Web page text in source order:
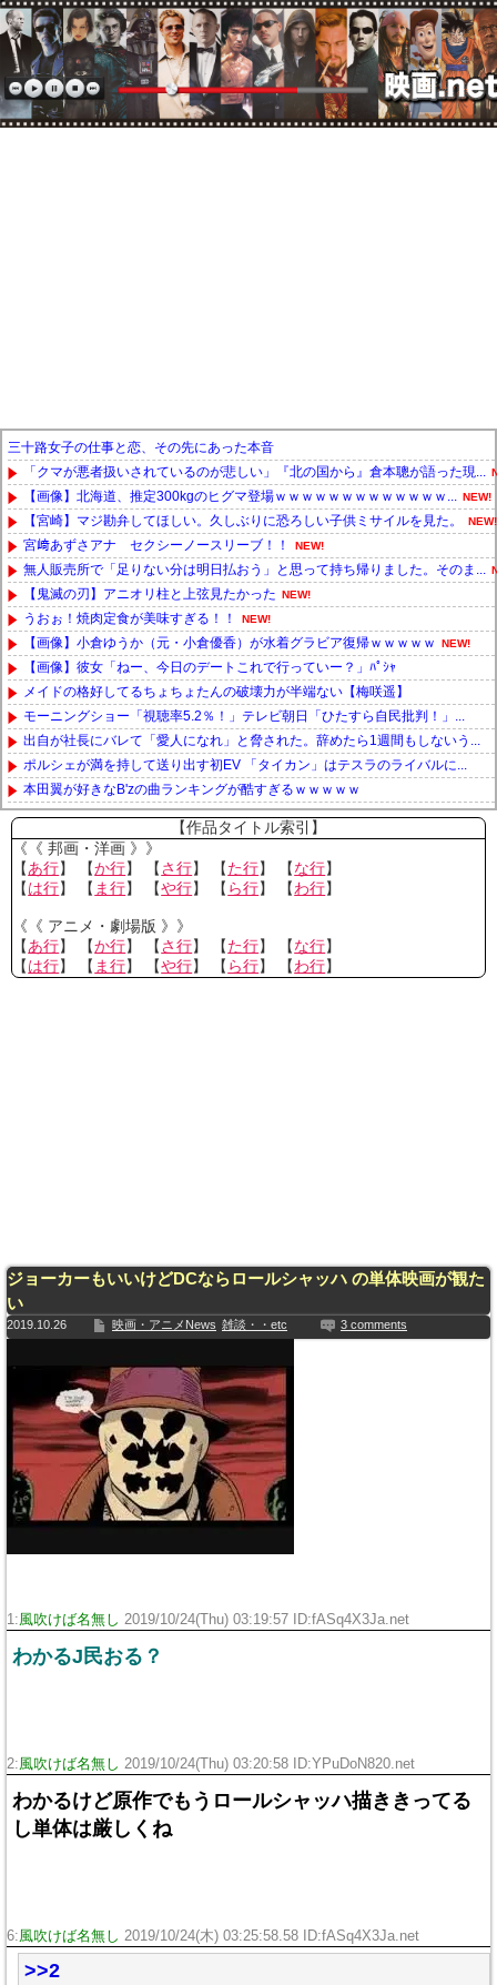
三十路女子の仕事と恋、その先にあった本音
「クマが悪者扱いされているのが悲しい」『北の国から』倉本聰が語った現...
【画像】北海道、推定300kgのヒグマ登場ｗｗｗｗｗｗｗｗｗｗｗｗｗ... NEW!
【宮崎】マジ勘弁してほしい。久しぶりに恐ろしい子供ミサイルを見た。 NEW!
宮﨑あずさアナ セクシーノースリーブ！！ NEW!
無人販売所で「足りない分は明日払おう」と思って持ち帰りました。そのま...
【鬼滅の刃】アニオリ柱と上弦見たかった NEW!
うおぉ！焼肉定食が美味すぎる！！ NEW!
【画像】小倉ゆうか（元・小倉優香）が水着グラビア復帰ｗｗｗｗｗ NEW!
【画像】彼女「ねー、今日のデートこれで行っていー？」ﾊﾟｼｬ
メイドの格好してるちょちょたんの破壊力が半端ない【梅咲遥】
モーニングショー「視聴率5.2％！」テレビ朝日「ひたすら自民批判！」...
出自が社長にバレて「愛人になれ」と脅された。辞めたら1週間もしないう...
ポルシェが満を持して送り出す初EV 「タイカン」はテスラのライバルに...
本田翼が好きなB'zの曲ランキングが酷すぎるｗｗｗｗｗ
Powered by livedoor 相互RSS
【作品タイトル索引】
《《 邦画・洋画 》》
【あ行】 【か行】 【さ行】 【た行】 【な行】
【は行】 【 ま行】 【や行】 【 ら行】 【わ行】
《《 アニメ・劇場版 》》
【あ行】 【か行】 【さ行】 【た行】 【な行】
【は行】 【 ま行】 【や行】 【 ら行】 【わ行】
ジョーカーもいいけどDCならロールシャッハ の単体映画が観た
い
2019.10.26 映画・アニメNews 雑談・・etc 3 comments
1:風吹けば名無し 2019/10/24(Thu) 03:19:57 ID:fASq4X3Ja.net
わかるJ民おる？
2:風吹けば名無し 2019/10/24(Thu) 03:20:58 ID:YPuDoN820.net
わかるけど原作でもうロールシャッハ描ききってる
し単体は厳しくね
6:風吹けば名無し 2019/10/24(木) 03:25:58.58 ID:fASq4X3Ja.net
>>2